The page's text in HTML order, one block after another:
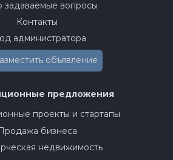
задаваемые вопросы
Контакты
администратора
объявление
предложения
проекты и стартапы
бизнеса
недвижимость